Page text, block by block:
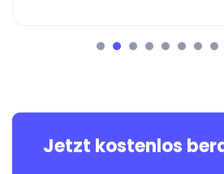
Jetzt kostenlos